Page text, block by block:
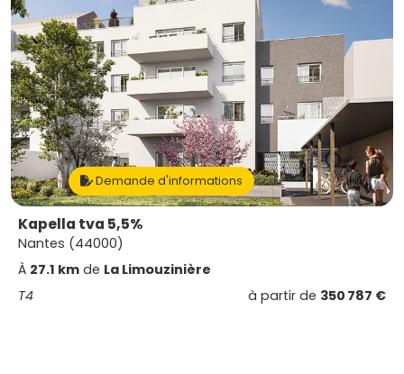
Demande d'informations
Kapella tva 5,5%
Nantes (44000)
À 27.1 km de La Limouzinière
T4
à partir de 350 787 €